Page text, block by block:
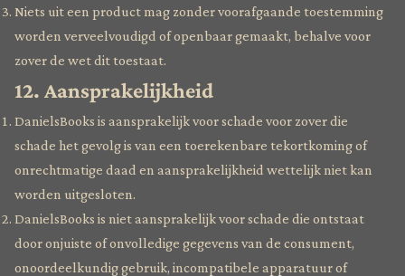
Niets uit een product mag zonder voorafgaande toestemming
worden verveelvoudigd of openbaar gemaakt, behalve voor
zover de wet dit toestaat.
12. Aansprakelijkheid
DanielsBooks is aansprakelijk voor schade voor zover die
schade het gevolg is van een toerekenbare tekortkoming of
onrechtmatige daad en aansprakelijkheid wettelijk niet kan
worden uitgesloten.
DanielsBooks is niet aansprakelijk voor schade die ontstaat
door onjuiste of onvolledige gegevens van de consument,
onoordeelkundig gebruik, incompatibele apparatuur of